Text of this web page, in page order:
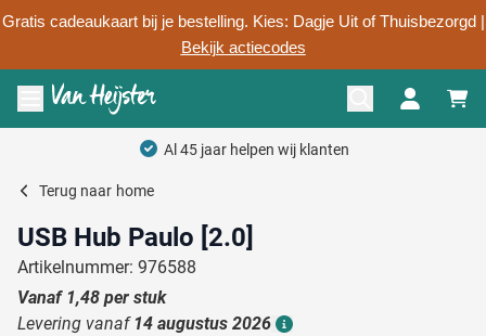
Gratis cadeaukaart bij je bestelling. Kies: Dagje Uit of Thuisbezorgd |
Bekijk actiecodes
Ga naar de inhoud
Menu openen
Al 45 jaar helpen wij klanten
Terug naar home
USB Hub Paulo [2.0]
Artikelnummer: 976588
Vanaf 1,48 per stuk
Levering vanaf 14 augustus 2026